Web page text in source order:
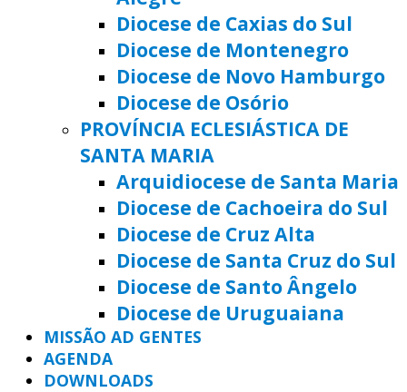
Diocese de Caxias do Sul
Diocese de Montenegro
Diocese de Novo Hamburgo
Diocese de Osório
PROVÍNCIA ECLESIÁSTICA DE
SANTA MARIA
Arquidiocese de Santa Maria
Diocese de Cachoeira do Sul
Diocese de Cruz Alta
Diocese de Santa Cruz do Sul
Diocese de Santo Ângelo
Diocese de Uruguaiana
MISSÃO AD GENTES
AGENDA
DOWNLOADS